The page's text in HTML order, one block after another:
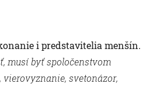
i predstavitelia menšín.
musí byť spoločenstvom
svetonázor,